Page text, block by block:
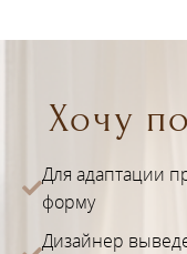
Хочу
Для адаптации
форму
Дизайнер